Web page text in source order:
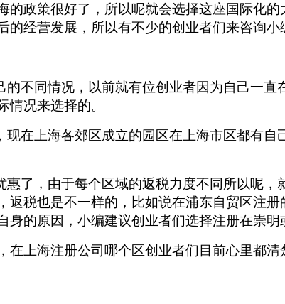
的政策很好了，所以呢就会选择这座国际化
的经营发展，所以有不少的创业者们来咨询
的不同情况，以前就有位创业者因为自己一
情况来选择的。
现在上海各郊区成立的园区在上海市区都有
惠了，由于每个区域的返税力度不同所以呢
返税也是不一样的，比如说在浦东自贸区注
身的原因，小编建议创业者们选择注册在崇明
在上海注册公司哪个区创业者们目前心里都